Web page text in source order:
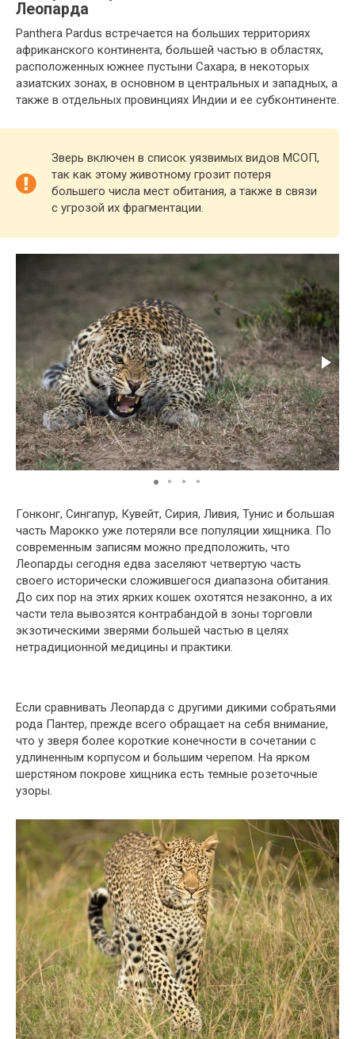
Леопарда
Panthera Pardus встречается на больших территориях
африканского континента, большей частью в областях,
расположенных южнее пустыни Сахара, в некоторых
азиатских зонах, в основном в центральных и западных, а
также в отдельных провинциях Индии и ее субконтиненте.
Зверь включен в список уязвимых видов МСОП,
так как этому животному грозит потеря
большего числа мест обитания, а также в связи
с угрозой их фрагментации.
Гонконг, Сингапур, Кувейт, Сирия, Ливия, Тунис и большая
часть Марокко уже потеряли все популяции хищника. По
современным записям можно предположить, что
Леопарды сегодня едва заселяют четвертую часть
своего исторически сложившегося диапазона обитания.
До сих пор на этих ярких кошек охотятся незаконно, а их
части тела вывозятся контрабандой в зоны торговли
экзотическими зверями большей частью в целях
нетрадиционной медицины и практики.
Если сравнивать Леопарда с другими дикими собратьями
рода Пантер, прежде всего обращает на себя внимание,
что у зверя более короткие конечности в сочетании с
удлиненным корпусом и большим черепом. На ярком
шерстяном покрове хищника есть темные розеточные
узоры.